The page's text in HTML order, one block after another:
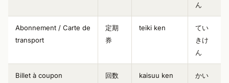
ん
Abonnement / Carte de
transport
定期
券
teiki ken
てい
きけ
ん
Billet à coupon
回数
kaisuu ken
かい